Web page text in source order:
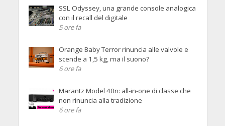
SSL Odyssey, una grande console analogica
con il recall del digitale
5 ore fa
Orange Baby Terror rinuncia alle valvole e
scende a 1,5 kg, ma il suono?
6 ore fa
Marantz Model 40n: all-in-one di classe che
non rinuncia alla tradizione
6 ore fa